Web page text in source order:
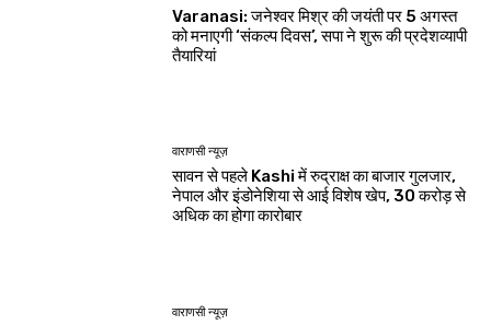
Varanasi: जनेश्वर मिश्र की जयंती पर 5 अगस्त
को मनाएगी ‘संकल्प दिवस’, सपा ने शुरू की प्रदेशव्यापी
तैयारियां
वाराणसी न्यूज़
सावन से पहले Kashi में रुद्राक्ष का बाजार गुलजार,
नेपाल और इंडोनेशिया से आई विशेष खेप, 30 करोड़ से
अधिक का होगा कारोबार
वाराणसी न्यूज़